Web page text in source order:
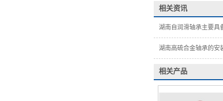
相关资讯
湖南自润滑轴承主要具
湖南高硫合金轴承的安
相关产品